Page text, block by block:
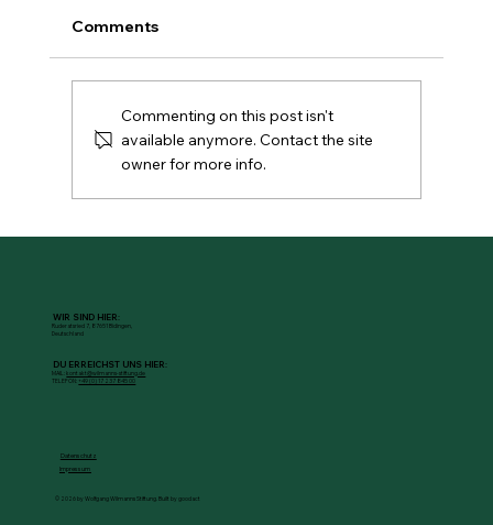
WIR SIND HIER:
Ruderatsried 7, 87651 Bidingen,
Deutschland
DU ERREICHST UNS HIER:
MAIL:kontakt@wilmanns-stiftung.de
TELEFON: +49 (0) 17 237 845 00
Datenschutz
Impressum
© 2026 by Wolfgang Wilmanns Stiftung. Built by goodact
Vollkorn-Fladen-Pizzen mit weißer
Comments
Commenting on this post isn't
available anymore. Contact the site
owner for more info.